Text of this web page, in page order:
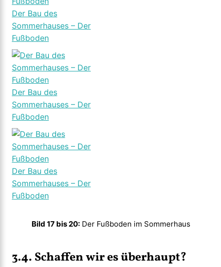
Der Bau des
Sommerhauses – Der
Fußboden
Der Bau des
Sommerhauses – Der
Fußboden
Der Bau des
Sommerhauses – Der
Fußboden
Bild 17 bis 20:Der Fußboden im Sommerhaus
3.4. Schaffen wir es überhaupt?